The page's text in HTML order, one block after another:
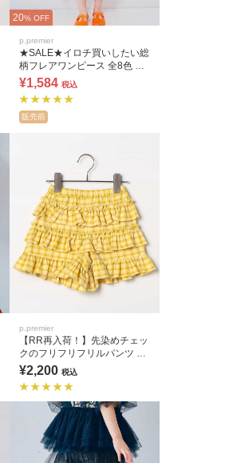
20% OFF
p.premier
★SALE★イロチ買いしたい総
柄フレアワンピース 全8色 リ
ンク
¥1,584 税込
販売前
p.premier
【RR再入荷！】先染めチェッ
クのフリフリフリルパンツ リ
ンク セットアップ可
¥2,200 税込